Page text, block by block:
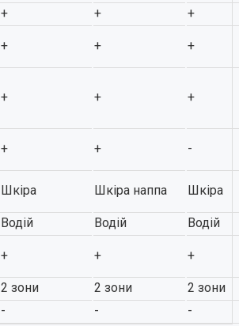
+ +
+
+ + +
+ + +
+ + -
Шкіра Шкіра наппа Шкіра
Водій Водій
Водій
+ + +
2 зони 2 зони
2 зони
- - -